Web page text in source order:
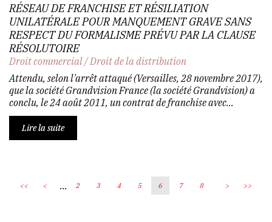
RÉSEAU DE FRANCHISE ET RÉSILIATION
UNILATÉRALE POUR MANQUEMENT GRAVE SANS
RESPECT DU FORMALISME PRÉVU PAR LA CLAUSE
RÉSOLUTOIRE
Droit commercial/Droit de la distribution
Attendu, selon l'arrêt attaqué (Versailles, 28 novembre 2017),
que la société Grandvision France (la société Grandvision) a
conclu, le 24 août 2011, un contrat de franchise avec...
Lire la suite
<< < ... 2 3 4 5 6 7 8 > >>